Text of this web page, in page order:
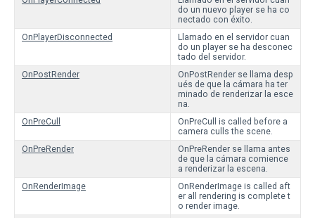
do un nuevo player se ha co
nectado con éxito.
OnPlayerDisconnected
Llamado en el servidor cuan
do un player se ha desconec
tado del servidor.
OnPostRender
OnPostRender se llama desp
ués de que la cámara ha ter
minado de renderizar la esce
na.
OnPreCull
OnPreCull is called before a
camera culls the scene.
OnPreRender
OnPreRender se llama antes
de que la cámara comience
a renderizar la escena.
OnRenderImage
OnRenderImage is called aft
er all rendering is complete t
o render image.